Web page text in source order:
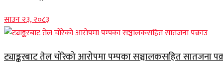
साउन २३, २०८३
ट्याङ्करबाट तेल चोरेको आरोपमा पम्पका सञ्चालकसहित सातजना